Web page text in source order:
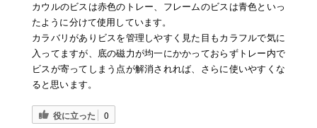
カウルのビスは赤色のトレー、フレームのビスは青色といっ
たように分けて使用しています。
カラバリがありビスを管理しやすく見た目もカラフルで気に
入ってますが、底の磁力が均一にかかっておらずトレー内で
ビスが寄ってしまう点が解消されれば、さらに使いやすくな
ると思います。
役に立った 0